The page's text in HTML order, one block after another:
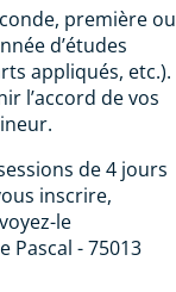
première ou
d’études
appliqués, etc.).
l’accord de vos
de 4 jours
inscrire,
le
Pascal - 75013